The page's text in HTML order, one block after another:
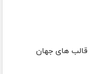
های جهان